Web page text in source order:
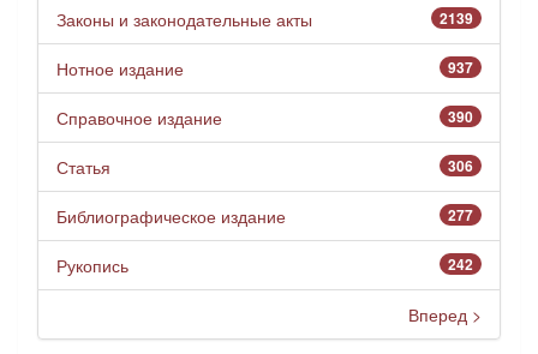
2139
Законы и законодательные акты
937
Нотное издание
390
Справочное издание
306
Статья
277
Библиографическое издание
242
Рукопись
Вперед >